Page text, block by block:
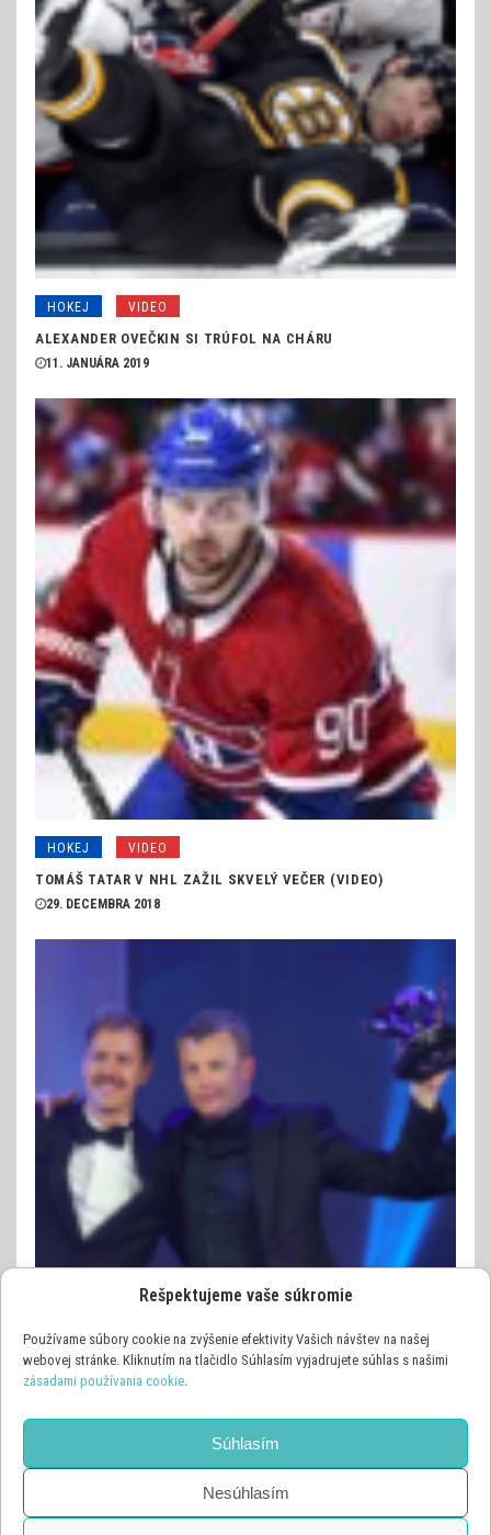
Rešpektujeme vaše súkromie
Používame súbory cookie na zvýšenie efektivity Vašich návštev na našej
webovej stránke. Kliknutím na tlačidlo Súhlasím vyjadrujete súhlas s našimi
zásadami používania cookie.
Súhlasím
Nesúhlasím
HOKEJ VIDEO
ALEXANDER OVEČKIN SI TRÚFOL NA CHÁRU
11. JANUÁRA 2019
HOKEJ VIDEO
TOMÁŠ TATAR V NHL ZAŽIL SKVELÝ VEČER (VIDEO)
29. DECEMBRA 2018
OSTATNÉ ŠPORTY
PILOT FORMULE 1 RAIKKONEN SI TROSKU VIAC UHOL